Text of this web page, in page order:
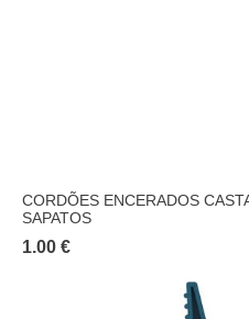
CORDÕES ENCERADOS
SAPATOS
1.00 €